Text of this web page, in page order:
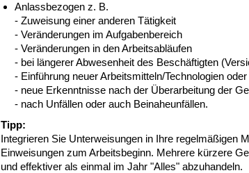
Anlassbezogen z. B.
- Zuweisung einer anderen Tätigkeit
- Veränderungen im Aufgabenbereich
- Veränderungen in den Arbeitsabläufen
- bei längerer Abwesenheit des Beschäftigten
- Einführung neuer Arbeitsmitteln/Technologien
- neue Erkenntnisse nach der Überarbeitung der
- nach Unfällen oder auch Beinaheunfällen.
Tipp:
Integrieren Sie Unterweisungen in Ihre regelmäßigen
Einweisungen zum Arbeitsbeginn. Mehrere kürzere
und effektiver als einmal im Jahr "Alles" abzuhandeln.